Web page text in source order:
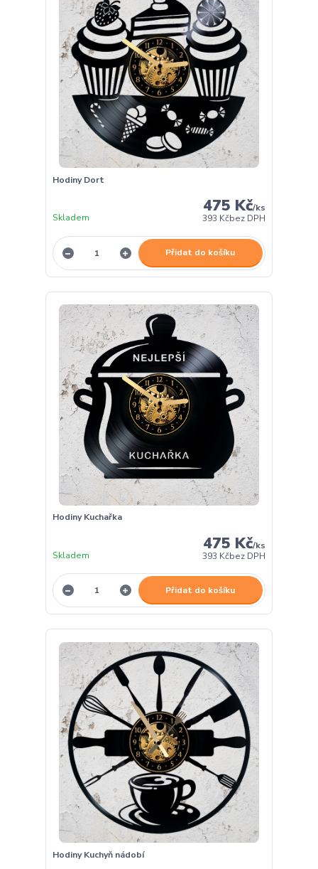
Hodiny Dort
475 Kč/ks
393 Kčbez DPH
Skladem
Přidat do košíku
Hodiny Kuchařka
475 Kč/ks
393 Kčbez DPH
Skladem
Přidat do košíku
Hodiny Kuchyň nádobí